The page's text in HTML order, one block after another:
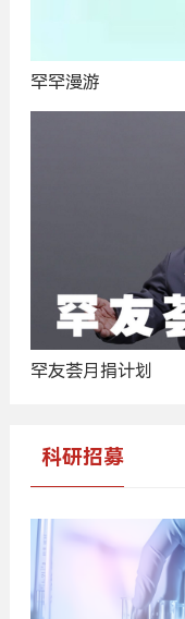
罕罕漫游
罕友荟月捐计划
科研招募